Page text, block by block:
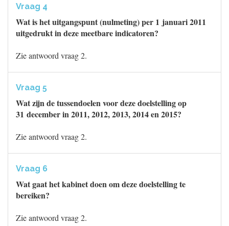
Vraag 4
Wat is het uitgangspunt (nulmeting) per 1 januari 2011
uitgedrukt in deze meetbare indicatoren?
Zie antwoord vraag 2.
Vraag 5
Wat zijn de tussendoelen voor deze doelstelling op
31 december in 2011, 2012, 2013, 2014 en 2015?
Zie antwoord vraag 2.
Vraag 6
Wat gaat het kabinet doen om deze doelstelling te
bereiken?
Zie antwoord vraag 2.